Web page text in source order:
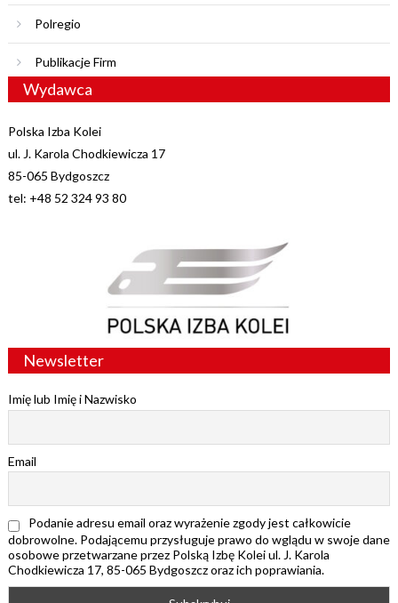
Polregio
Publikacje Firm
Wydawca
Polska Izba Kolei
ul. J. Karola Chodkiewicza 17
85-065 Bydgoszcz
tel: +48 52 324 93 80
Newsletter
Imię lub Imię i Nazwisko
Email
Podanie adresu email oraz wyrażenie zgody jest całkowicie
dobrowolne. Podającemu przysługuje prawo do wglądu w swoje dane
osobowe przetwarzane przez Polską Izbę Kolei ul. J. Karola
Chodkiewicza 17, 85-065 Bydgoszcz oraz ich poprawiania.